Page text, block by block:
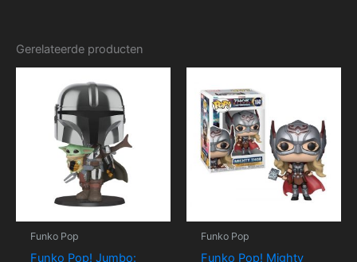
Gerelateerde producten
Funko Pop
Funko Pop! Jumbo:
Funko Pop
Funko Pop! Mighty